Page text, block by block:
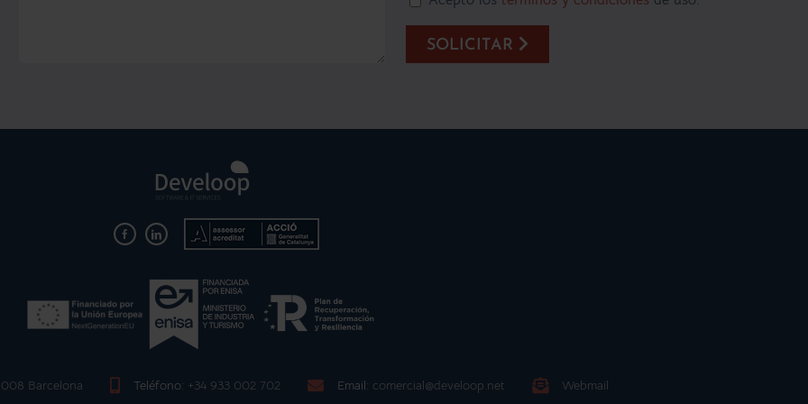
SOLICITAR
Barcelona Teléfono: +34 933 002 702 Email: comercial@develoop.net Webmail